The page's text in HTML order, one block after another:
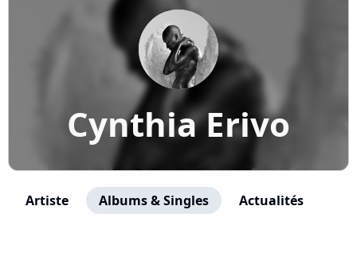
Cynthia Erivo
Artiste Albums & Singles Actualités